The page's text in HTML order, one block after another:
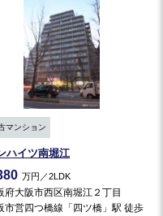
マンション
ハイツ南堀江
万円／2LDK
府大阪市西区南堀江２丁目
市営四つ橋線「四ツ橋」駅 徒歩